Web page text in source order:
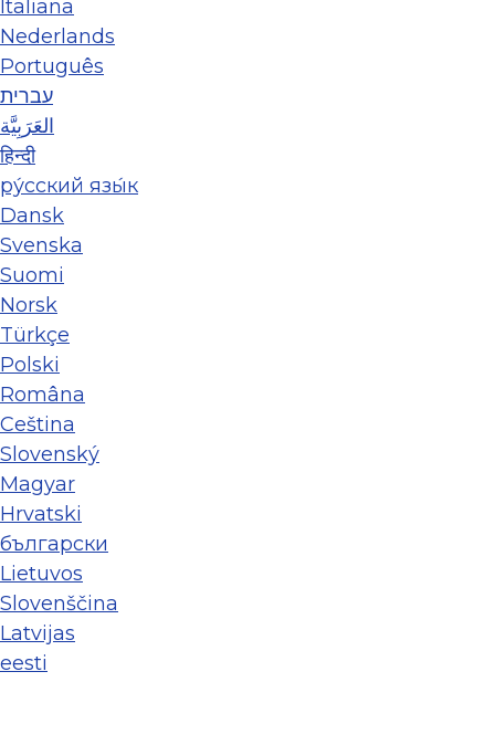
Italiana
Nederlands
Português
עברית
العَرَبِيَّة
हिन्दी
ру́сский язы́к
Dansk
Svenska
Suomi
Norsk
Türkçe
Polski
Româna
Ceština
Slovenský
Magyar
Hrvatski
български
Lietuvos
Slovenščina
Latvijas
eesti